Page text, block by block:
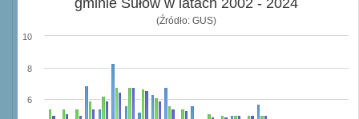
gminie Sułów w latach 2002 - 2024
(Źródło: GUS)
6
8
10